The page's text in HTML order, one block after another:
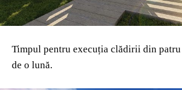
Timpul pentru execuția clădirii din patru
de o lună.